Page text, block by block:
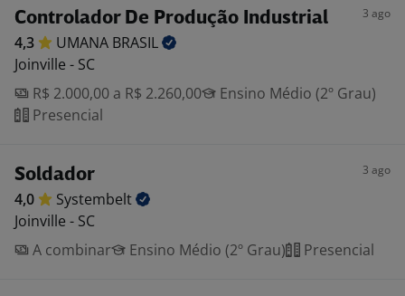
Controlador De Produção Industrial 3 ago
4,3 UMANA BRASIL
Joinville - SC
R$ 2.000,00 a R$ 2.260,00
Ensino Médio (2º Grau)
Presencial
Soldador 3 ago
4,0
Systembelt
Joinville - SC
A combinar
Ensino Médio (2º Grau) Presencial